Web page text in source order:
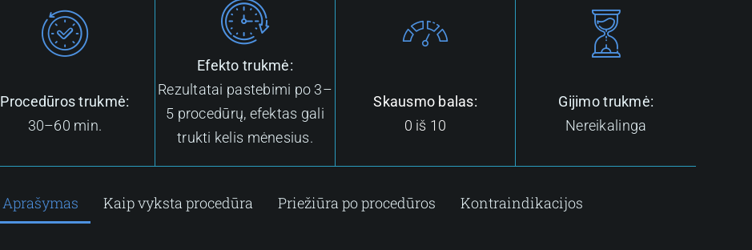
Procedūros trukmė:
30–60 min.
Efekto trukmė:
Rezultatai pastebimi po 3–
5 procedūrų, efektas gali
trukti kelis mėnesius.
Skausmo balas:
0 iš 10
Gijimo trukmė:
Nereikalinga
Aprašymas Kaip vyksta procedūra Priežiūra po procedūros Kontraindikacijos